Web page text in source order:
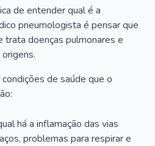
de entender qual é a
pneumologista é pensar que
trata doenças pulmonares e
de saúde que o
há a inflamação das vias
problemas para respirar e